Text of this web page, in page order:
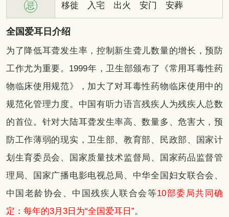
忌 移徙 入宅 出火 安门 安葬
全国爱耳日介绍
为了降低耳聋发生率，控制新生聋儿数量的增长，预防
工作尤为重要。1999年，卫生部颁布了《常用耳毒性药
物临床使用规范》，加大了对耳毒性药物临床使用中的
规范化管理力度。中国有听力语言残疾人为残疾人总数
的首位。针对大陆耳聋发生率高、数量多、危害大，预
防工作薄弱的现实，卫生部、教育部、民政部、国家计
划生育委员会、国家质量技术监督局、国家药品监督管
理局、国家广播电影电视总局、中华全国妇女联合会、
中国老龄协会、中国残疾人联合会等10部委局共同确
定：每年的3月3日为“全国爱耳日”。